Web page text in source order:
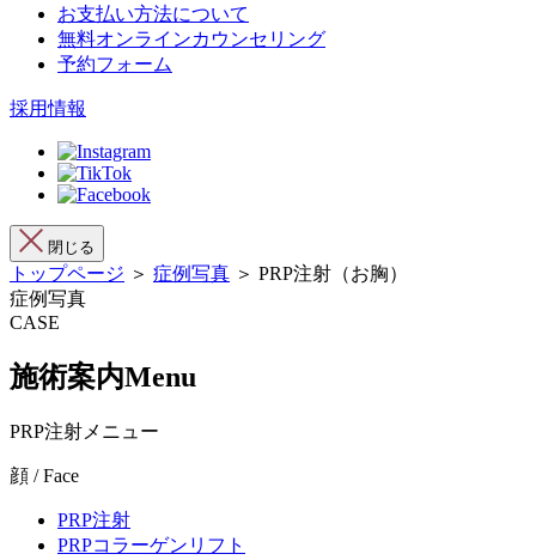
お支払い方法について
無料オンラインカウンセリング
予約フォーム
採用情報
閉じる
トップページ ＞ 症例写真 ＞ PRP注射（お胸）
症例写真
CASE
施術案内Menu
PRP注射メニュー
顔 / Face
PRP注射
PRPコラーゲンリフト